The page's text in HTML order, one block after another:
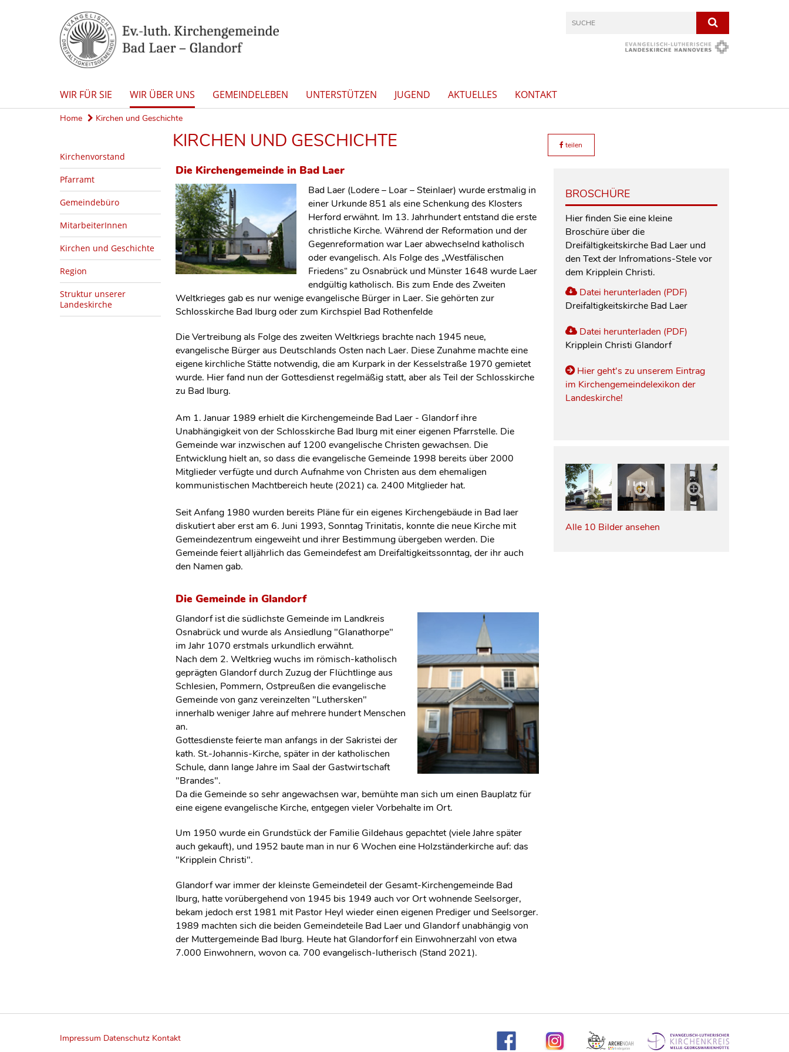
WIR FÜR SIE WIR ÜBER UNS GEMEINDELEBEN UNTERSTÜTZEN JUGEND AKTUELLES KONTAKT
Home Kirchen und Geschichte
Kirchenvorstand
Pfarramt
Gemeindebüro
MitarbeiterInnen
Kirchen und Geschichte
Region
Struktur unserer
Landeskirche
KIRCHEN UND GESCHICHTE teilen
Die Kirchengemeinde in Bad Laer
Bad Laer (Lodere – Loar – Steinlaer) wurde erstmalig in
einer Urkunde 851 als eine Schenkung des Klosters
Herford erwähnt. Im 13. Jahrhundert entstand die erste
christliche Kirche. Während der Reformation und der
Gegenreformation war Laer abwechselnd katholisch
oder evangelisch. Als Folge des „Westfälischen
Friedens“ zu Osnabrück und Münster 1648 wurde Laer
endgültig katholisch. Bis zum Ende des Zweiten
Weltkrieges gab es nur wenige evangelische Bürger in Laer. Sie gehörten zur
Schlosskirche Bad Iburg oder zum Kirchspiel Bad Rothenfelde
Die Vertreibung als Folge des zweiten Weltkriegs brachte nach 1945 neue,
evangelische Bürger aus Deutschlands Osten nach Laer. Diese Zunahme machte eine
eigene kirchliche Stätte notwendig, die am Kurpark in der Kesselstraße 1970 gemietet
wurde. Hier fand nun der Gottesdienst regelmäßig statt, aber als Teil der Schlosskirche
zu Bad Iburg.
Am 1. Januar 1989 erhielt die Kirchengemeinde Bad Laer - Glandorf ihre
Unabhängigkeit von der Schlosskirche Bad Iburg mit einer eigenen Pfarrstelle. Die
Gemeinde war inzwischen auf 1200 evangelische Christen gewachsen. Die
Entwicklung hielt an, so dass die evangelische Gemeinde 1998 bereits über 2000
Mitglieder verfügte und durch Aufnahme von Christen aus dem ehemaligen
kommunistischen Machtbereich heute (2021) ca. 2400 Mitglieder hat.
Seit Anfang 1980 wurden bereits Pläne für ein eigenes Kirchengebäude in Bad laer
diskutiert aber erst am 6. Juni 1993, Sonntag Trinitatis, konnte die neue Kirche mit
Gemeindezentrum eingeweiht und ihrer Bestimmung übergeben werden. Die
Gemeinde feiert alljährlich das Gemeindefest am Dreifaltigkeitssonntag, der ihr auch
den Namen gab.
Die Gemeinde in Glandorf
Glandorf ist die südlichste Gemeinde im Landkreis
Osnabrück und wurde als Ansiedlung "Glanathorpe"
im Jahr 1070 erstmals urkundlich erwähnt.
Nach dem 2. Weltkrieg wuchs im römisch-katholisch
geprägten Glandorf durch Zuzug der Flüchtlinge aus
Schlesien, Pommern, Ostpreußen die evangelische
Gemeinde von ganz vereinzelten "Luthersken"
innerhalb weniger Jahre auf mehrere hundert Menschen
an.
Gottesdienste feierte man anfangs in der Sakristei der
kath. St.-Johannis-Kirche, später in der katholischen
Schule, dann lange Jahre im Saal der Gastwirtschaft
"Brandes".
Da die Gemeinde so sehr angewachsen war, bemühte man sich um einen Bauplatz für
eine eigene evangelische Kirche, entgegen vieler Vorbehalte im Ort.
Um 1950 wurde ein Grundstück der Familie Gildehaus gepachtet (viele Jahre später
auch gekauft), und 1952 baute man in nur 6 Wochen eine Holzständerkirche auf: das
"Kripplein Christi".
Glandorf war immer der kleinste Gemeindeteil der Gesamt-Kirchengemeinde Bad
Iburg, hatte vorübergehend von 1945 bis 1949 auch vor Ort wohnende Seelsorger,
bekam jedoch erst 1981 mit Pastor Heyl wieder einen eigenen Prediger und Seelsorger.
1989 machten sich die beiden Gemeindeteile Bad Laer und Glandorf unabhängig von
der Muttergemeinde Bad Iburg. Heute hat Glandorforf ein Einwohnerzahl von etwa
7.000 Einwohnern, wovon ca. 700 evangelisch-lutherisch (Stand 2021).
BROSCHÜRE
Hier finden Sie eine kleine
Broschüre über die
Dreifältigkeitskirche Bad Laer und
den Text der Infromations-Stele vor
dem Kripplein Christi.
Datei herunterladen (PDF)
Dreifaltigkeitskirche Bad Laer
Datei herunterladen (PDF)
Kripplein Christi Glandorf
Hier geht's zu unserem Eintrag
im Kirchengemeindelexikon der
Landeskirche!
Alle 10 Bilder ansehen
Impressum Datenschutz Kontakt